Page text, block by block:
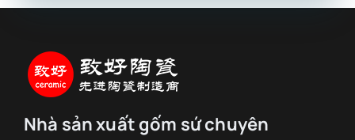
Nhà sản xuất gốm sứ chuyên